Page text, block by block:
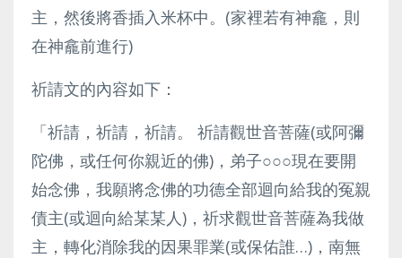
主，然後將香插入米杯中。(家裡若有神龕，則
在神龕前進行)
祈請文的內容如下：
「祈請，祈請，祈請。 祈請觀世音菩薩(或阿彌
陀佛，或任何你親近的佛)，弟子○○○現在要開
始念佛，我願將念佛的功德全部迴向給我的冤親
債主(或迴向給某某人)，祈求觀世音菩薩為我做
主，轉化消除我的因果罪業(或保佑誰…)，南無